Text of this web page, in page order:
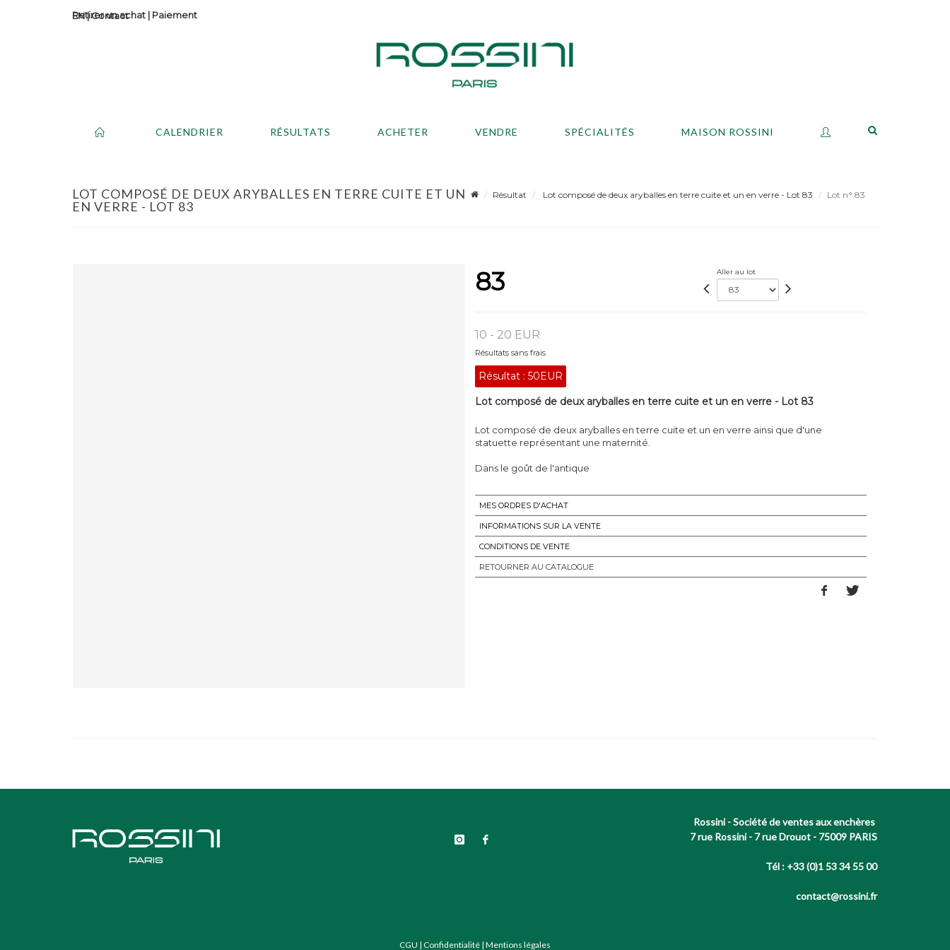
Contact
Retirer un achat | Paiement
CALENDRIER RÉSULTATS ACHETER VENDRE SPÉCIALITÉS MAISON ROSSINI
LOT COMPOSÉ DE DEUX ARYBALLES EN TERRE CUITE ET UN
EN VERRE - LOT 83
Résultat Lot composé de deux aryballes en terre cuite et un en verre - Lot 83 Lot n° 83
83 Aller au lot
10 - 20 EUR
Résultats sans frais
Résultat : 50EUR
Lot composé de deux aryballes en terre cuite et un en verre - Lot 83
Lot composé de deux aryballes en terre cuite et un en verre ainsi que d'une
statuette représentant une maternité.
Dans le goût de l'antique
MES ORDRES D'ACHAT
INFORMATIONS SUR LA VENTE
CONDITIONS DE VENTE
RETOURNER AU CATALOGUE
Rossini - Société de ventes aux enchères
7 rue Rossini - 7 rue Drouot - 75009 PARIS
Tél : +33 (0)1 53 34 55 00
contact@rossini.fr
CGU | Confidentialité | Mentions légales